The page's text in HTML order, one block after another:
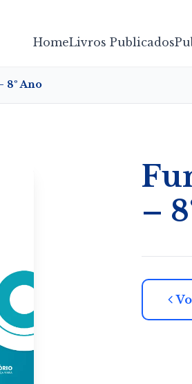
HomeLivros Publicados
8º Ano
–